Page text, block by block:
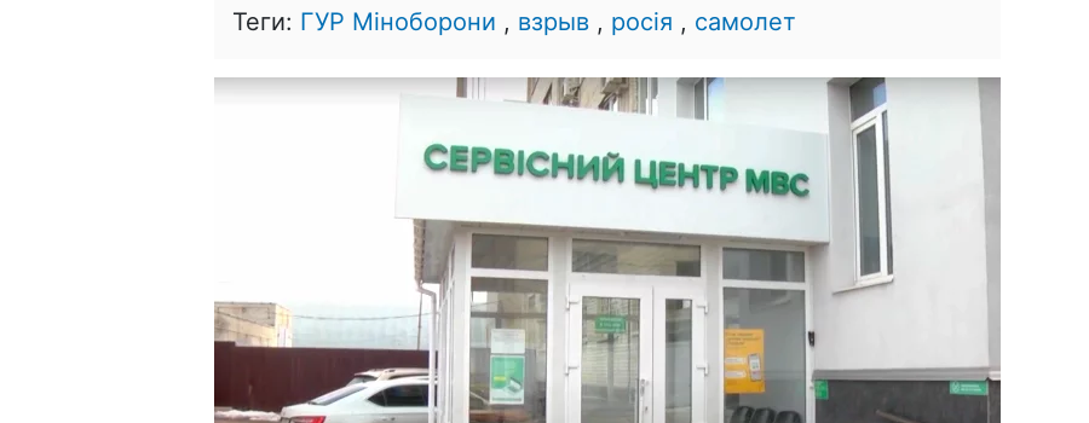
Теги: ГУР Міноборони , взрыв , росія , самолет